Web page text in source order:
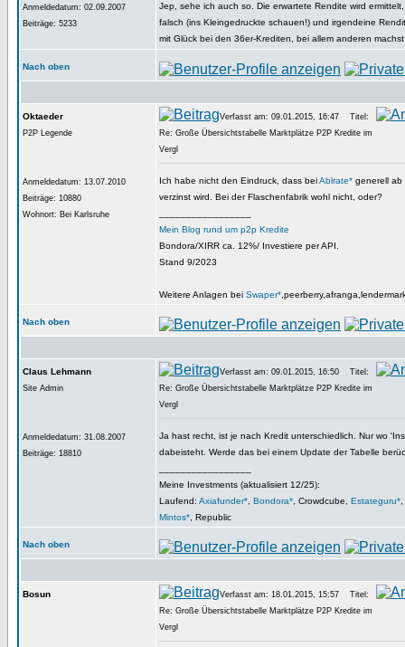
Anmeldedatum: 02.09.2007
Beiträge: 5233
Jep, sehe ich auch so. Die erwartete Rendite wird
falsch (ins Kleingedruckte schauen!) und irgendeine
mit Glück bei den 36er-Krediten, bei allem anderen
Nach oben
Oktaeder
P2P Legende
Anmeldedatum: 13.07.2010
Beiträge: 10880
Wohnort: Bei Karlsruhe
Verfasst am: 09.01.2015, 16:47
Titel:
Re: Große Übersichtstabelle Marktplätze P2P Kredite im
Vergl
Ich habe nicht den Eindruck, dass beiAblrate* generell ab
verzinst wird. Bei der Flaschenfabrik wohl nicht, oder?
Mein Blog rund um p2p Kredite
Bondora/XIRR ca. 12%/ Investiere per API.
Stand 9/2023
Weitere Anlagen bei Swaper*
Nach oben
Claus Lehmann
Site Admin
Anmeldedatum: 31.08.2007
Beiträge: 18810
Verfasst am: 09.01.2015, 16:50
Titel:
Re: Große Übersichtstabelle Marktplätze P2P Kredite im
Vergl
Ja hast recht, ist je nach Kredit unterschiedlich. Nur wo
dabeisteht. Werde das bei einem Update der Tabelle
Meine Investments (aktualisiert 12/25):
Laufend: Axiafunder* Bondora* , Crowdcube, Estateguru*
Mintos* , Republic
Nach oben
Bosun Verfasst am: 18.01.2015, 15:57
Titel:
Re: Große Übersichtstabelle Marktplätze P2P Kredite im
Vergl